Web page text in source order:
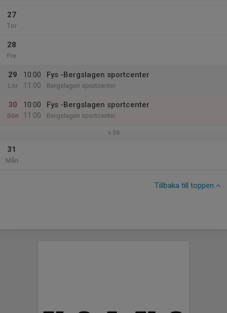
27
Tor
28
Fre
29
Lör
10:00
11:00
Fys -Bergslagen sportcenter
Bergslagen sportcenter
30
Sön
10:00
11:00
Fys -Bergslagen sportcenter
Bergslagen sportcenter
v.36
31
Mån
Tillbaka till toppen